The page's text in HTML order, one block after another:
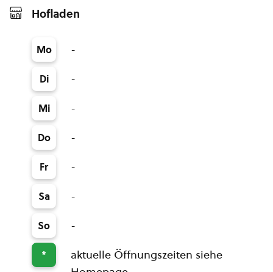
Hofladen
Mo -
Di -
Mi -
Do -
Fr -
Sa -
So -
*
aktuelle Öffnungszeiten siehe